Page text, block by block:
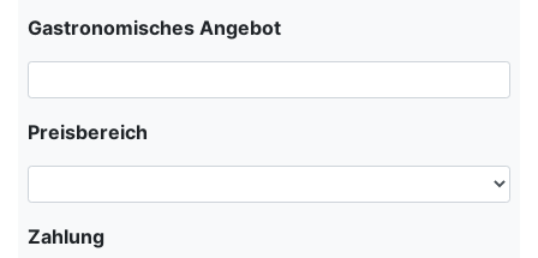
Gastronomisches Angebot
Preisbereich
Zahlung